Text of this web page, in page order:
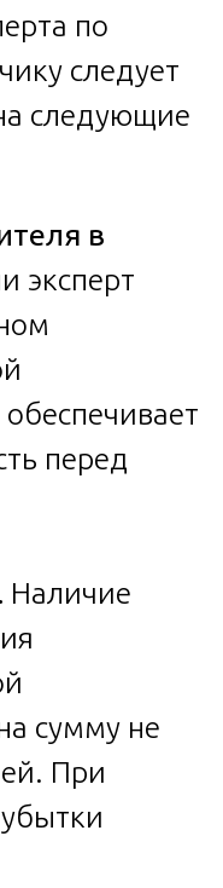
по
следует
следующие
в
эксперт
перед
Наличие
сумму не
При